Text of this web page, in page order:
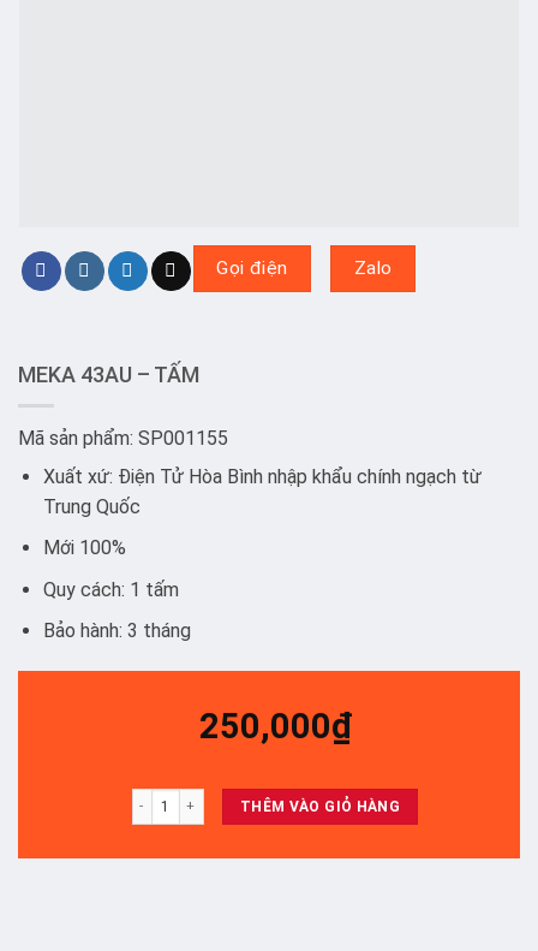
Gọi điện Zalo
MEKA 43AU – TẤM
Mã sản phẩm: SP001155
Xuất xứ: Điện Tử Hòa Bình nhập khẩu chính ngạch từ
Trung Quốc
Mới 100%
Quy cách: 1 tấm
Bảo hành: 3 tháng
250,000₫
MEKA 43AU - TẤM số lượng
THÊM VÀO GIỎ HÀNG